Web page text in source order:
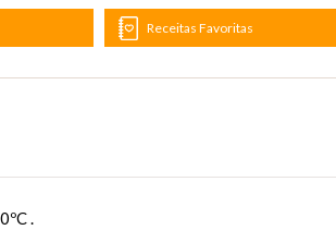
Receitas Favoritas
.